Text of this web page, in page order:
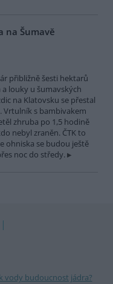
na Šumavě
přibližně šesti hektarů
a louky u šumavských
na Klatovsku se přestal
Vrtulník s bambivakem
zhruba po 1,5 hodině
nebyl zraněn. ČTK to
ohniska se budou ještě
noc do středy.
vody budoucnost jádra?